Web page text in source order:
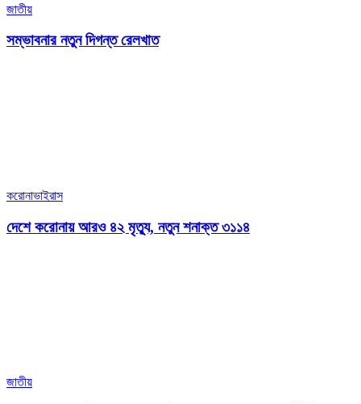
জাতীয়
সম্ভাবনার নতুন দিগন্ত রেলখাত
করোনাভাইরাস
দেশে করোনায় আরও ৪২ মৃত্যু, নতুন শনাক্ত ৩১১৪
জাতীয়